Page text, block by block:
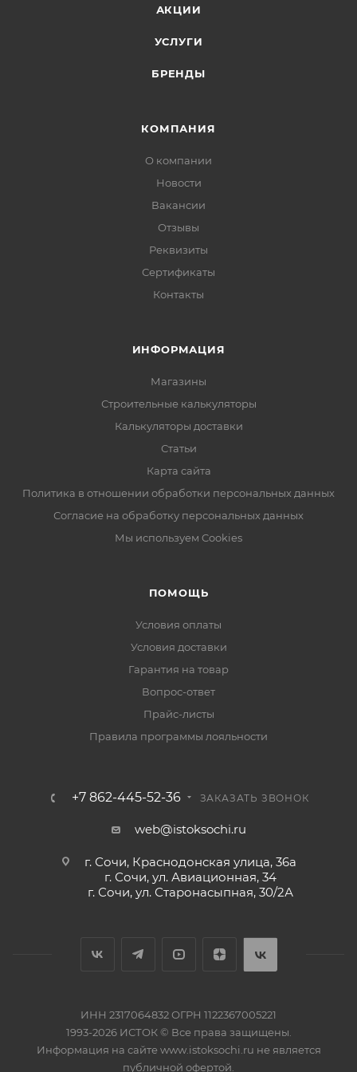
АКЦИИ
УСЛУГИ
БРЕНДЫ
КОМПАНИЯ
О компании
Новости
Вакансии
Отзывы
Реквизиты
Сертификаты
Контакты
ИНФОРМАЦИЯ
Магазины
Строительные калькуляторы
Калькуляторы доставки
Статьи
Карта сайта
Политика в отношении обработки персональных данных
Согласие на обработку персональных данных
Мы используем Cookies
ПОМОЩЬ
Условия оплаты
Условия доставки
Гарантия на товар
Вопрос-ответ
Прайс-листы
Правила программы лояльности
+7 862-445-52-36 ЗАКАЗАТЬ ЗВОНОК
web@istoksochi.ru
г. Сочи, Краснодонская улица, 36а
г. Сочи, ул. Авиационная, 34
г. Сочи, ул. Старонасыпная, 30/2А
ИНН 2317064832 ОГРН 1122367005221
1993-2026 ИСТОК © Все права защищены.
Информация на сайте www.istoksochi.ru не является
публичной офертой.